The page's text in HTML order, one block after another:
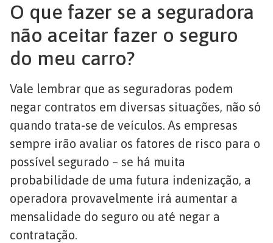
O que fazer se a seguradora
não aceitar fazer o seguro
do meu carro?
Vale lembrar que as seguradoras podem
negar contratos em diversas situações, não só
quando trata-se de veículos. As empresas
sempre irão avaliar os fatores de risco para o
possível segurado – se há muita
probabilidade de uma futura indenização, a
operadora provavelmente irá aumentar a
mensalidade do seguro ou até negar a
contratação.